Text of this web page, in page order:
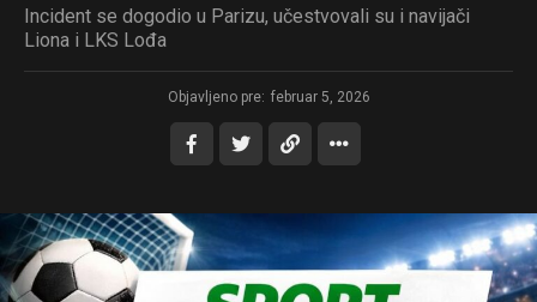
Incident se dogodio u Parizu, učestvovali su i navijači
Liona i LKS Lođa
Objavljeno pre: februar 5, 2026